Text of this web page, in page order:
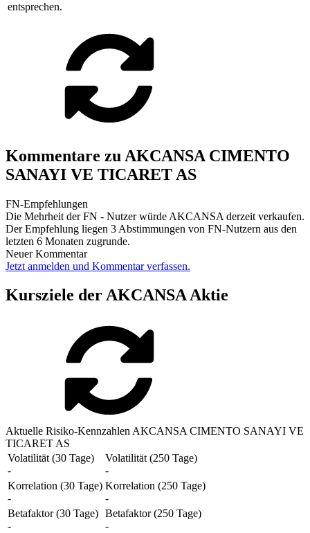
entsprechen.
Kommentare zu AKCANSA CIMENTO
SANAYI VE TICARET AS
FN-Empfehlungen
Die Mehrheit der FN - Nutzer würde AKCANSA derzeit verkaufen.
Der Empfehlung liegen 3 Abstimmungen von FN-Nutzern aus den
letzten 6 Monaten zugrunde.
Neuer Kommentar
Jetzt anmelden und Kommentar verfassen.
Kursziele der AKCANSA Aktie
Aktuelle Risiko-Kennzahlen AKCANSA CIMENTO SANAYI VE
TICARET AS
Volatilität (30 Tage)
-
Volatilität (250 Tage)
-
Korrelation (30 Tage)
-
Korrelation (250 Tage)
-
Betafaktor (30 Tage)
-
Betafaktor (250 Tage)
-